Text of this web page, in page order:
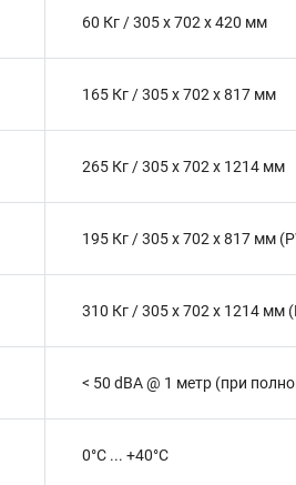
60 Кг / 305 x 702 x 420 мм
165 Кг / 305 x 702 x 817 мм
265 Кг / 305 x 702 x 1214 мм
195 Кг / 305 x 702 x 817 мм
310 Кг / 305 x 702 x 1214 мм
< 50 dBA @ 1 метр (при
0°C ... +40°C